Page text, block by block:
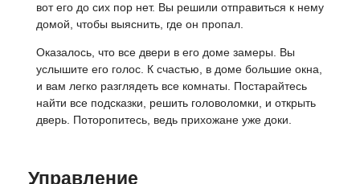
вот его до сих пор нет. Вы решили отправиться к нему
домой, чтобы выяснить, где он пропал.
Оказалось, что все двери в его доме замеры. Вы
услышите его голос. К счастью, в доме большие окна,
и вам легко разглядеть все комнаты. Постарайтесь
найти все подсказки, решить головоломки, и открыть
дверь. Поторопитесь, ведь прихожане уже доки.
Управление